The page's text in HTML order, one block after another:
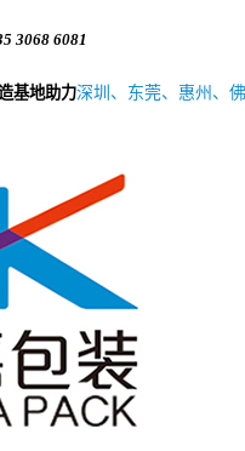
3068 6081
基地助力深圳、东莞、惠州、